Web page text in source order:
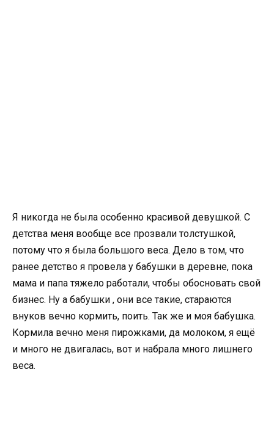
Я никогда не была особенно красивой девушкой. С
детства меня вообще все прозвали толстушкой,
потому что я была большого веса. Дело в том, что
ранее детство я провела у бабушки в деревне, пока
мама и папа тяжело работали, чтобы обосновать свой
бизнес. Ну а бабушки , они все такие, стараются
внуков вечно кормить, поить. Так же и моя бабушка.
Кормила вечно меня пирожками, да молоком, я ещё
и много не двигалась, вот и набрала много лишнего
веса.